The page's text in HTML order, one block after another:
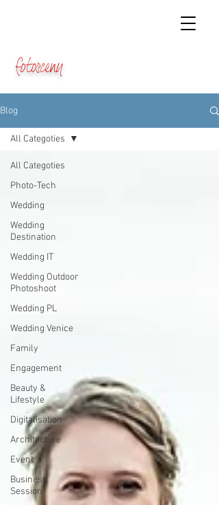
fotosceny
Blog
All Categoties
Photo-Tech
Wedding
Wedding
Destination
Wedding IT
Wedding Outdoor
Photoshoot
Wedding PL
Wedding Venice
Family
Engagement
Beauty &
Lifestyle
Digitalisation
Architecture
Event
Business
Session
All Categoties